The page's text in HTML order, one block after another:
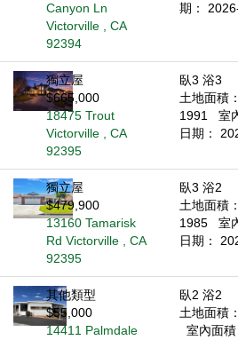
Canyon Ln
Victorville , CA
92394
期：
獨立屋
$665,000
18475 Trout
Victorville , CA
92395
臥3 浴3
土地面積
1991
室
日期：
獨立屋
$479,900
13160 Tamarisk
Rd Victorville , CA
92395
臥3 浴2
土地面積
1985
室
日期：
其他類型
$55,000
14411 Palmdale
臥2 浴2
土地面積
室內面